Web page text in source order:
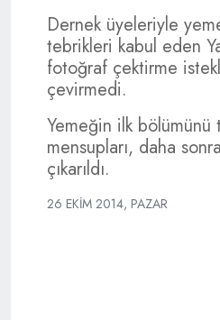
Dernek üyeleriyle
tebrikleri kabul eden
fotoğraf çektirme
çevirmedi.
Yemeğin ilk bölümünü
mensupları, daha
çıkarıldı.
26 EKIM 2014, PAZAR